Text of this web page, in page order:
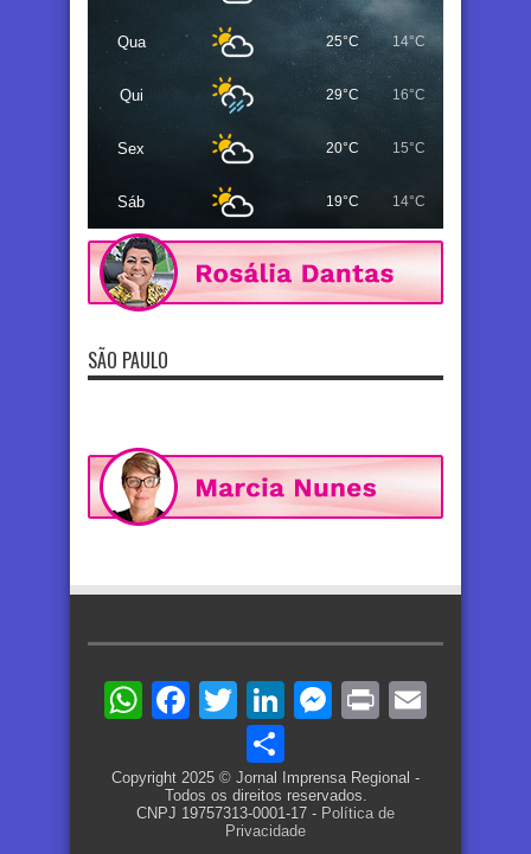
Qua 25°C 14°C
Qui 29°C 16°C
Sex 20°C 15°C
Sáb 19°C 14°C
SÃO PAULO
WhatsApp
Facebook
TwitterLinkedIn
Messenger
Print
Copyright 2025 © Jornal Imprensa Regional -
Todos os direitos reservados.
CNPJ 19757313-0001-17 - Política de
Privacidade